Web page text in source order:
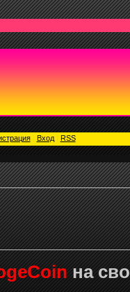
| Вход| RSS
на